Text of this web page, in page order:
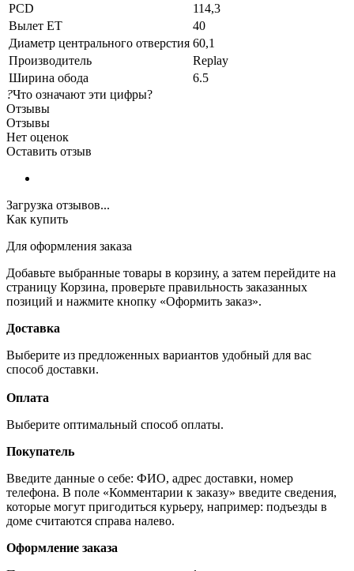
PCD
114,3
Вылет ET
40
Диаметр центрального отверстия 60,1
Производитель
Replay
Ширина обода
6.5
?Что означают эти цифры?
Отзывы
Отзывы
Нет оценок
Оставить отзыв
Загрузка отзывов...
Как купить
Для оформления заказа
Добавьте выбранные товары в корзину, а затем перейдите на
страницу Корзина, проверьте правильность заказанных
позиций и нажмите кнопку «Оформить заказ».
Доставка
Выберите из предложенных вариантов удобный для вас
способ доставки.
Оплата
Выберите оптимальный способ оплаты.
Покупатель
Введите данные о себе: ФИО, адрес доставки, номер
телефона. В поле «Комментарии к заказу» введите сведения,
которые могут пригодиться курьеру, например: подъезды в
доме считаются справа налево.
Оформление заказа